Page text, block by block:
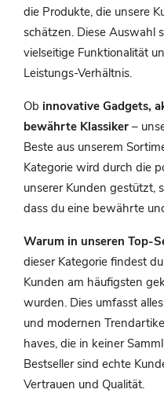
die Produkte, die unsere
schätzen. Diese Auswahl
vielseitige Funktionalität
Leistungs-Verhältnis.
Ob innovative Gadgets,
bewährte Klassiker –
Beste aus unserem
Kategorie wird durch die
unserer Kunden gestützt,
dass du eine bewährte
Warum in unseren Top-
dieser Kategorie findest
Kunden am häufigsten
wurden. Dies umfasst
und modernen
haves, die in keiner
Bestseller sind echte
Vertrauen und Qualität.